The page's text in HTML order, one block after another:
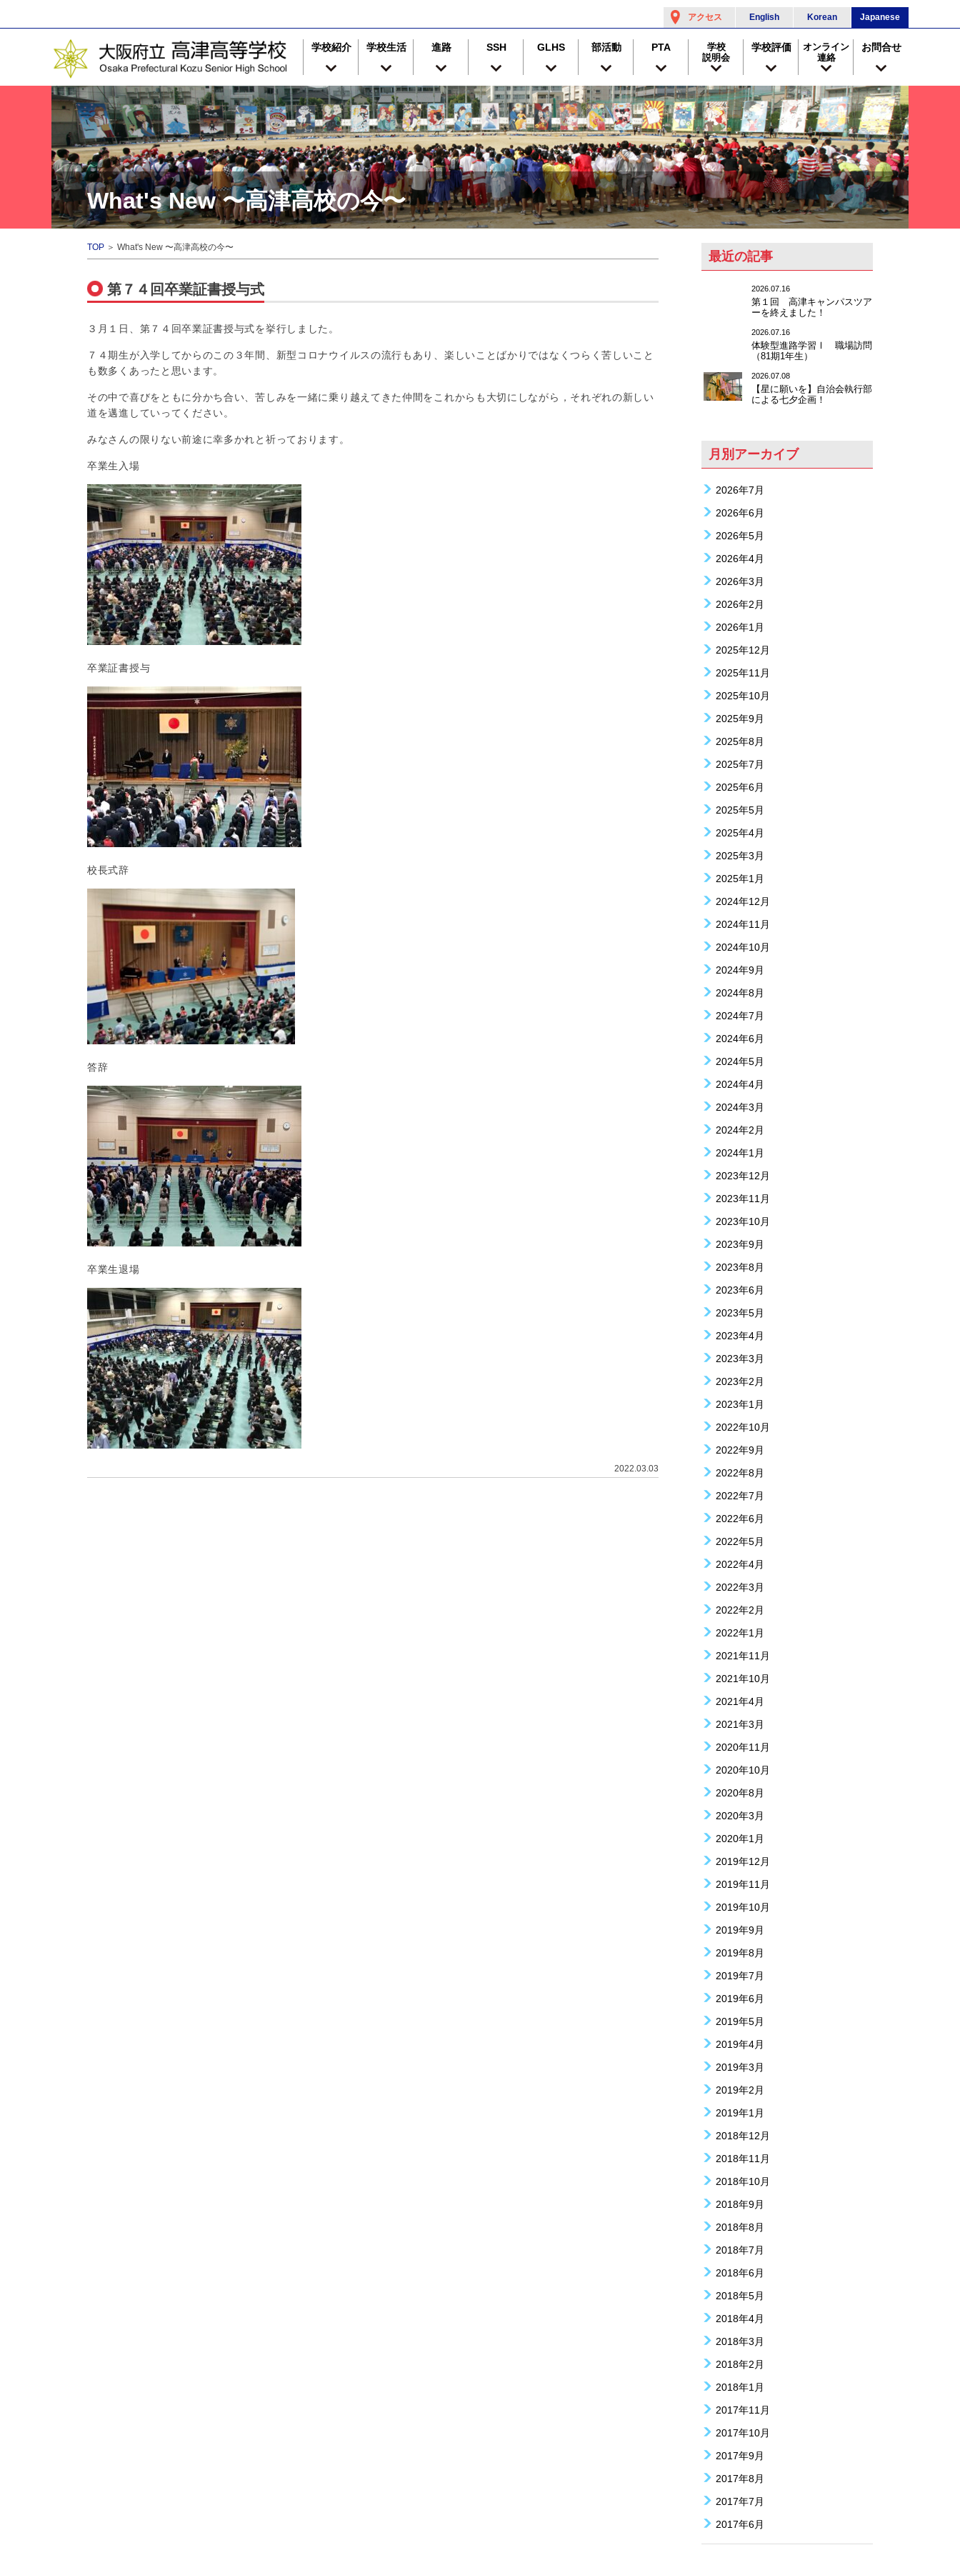
アクセス English Korean Japanese
学校紹介 学校生活 進路 SSH GLHS 部活動 PTA
学校
説明会
学校評価
オンライン
連絡
お問合せ
What's New 〜高津高校の今〜
TOP ＞ What's New 〜高津高校の今〜
第７４回卒業証書授与式
３月１日、 第７４回卒業証書授与式を挙行しました。
７４期生が入学してからのこの３年間、新型コロナウイルスの流行もあり、楽しいことばかりではなくつらく苦しいこと
も数多くあったと思います。
その中で喜びをともに分かち合い、苦しみを一緒に乗り越えてきた仲間をこれからも大切にしながら，それぞれの新しい
道を邁進していってください。
みなさんの限りない前途に幸多かれと祈っております。
卒業生入場
卒業証書授与
校長式辞
答辞
卒業生退場
2022.03.03
最近の記事
2026.07.16
第１回 高津キャンパスツア
ーを終えました！
2026.07.16
体験型進路学習Ⅰ 職場訪問
（81期1年生）
2026.07.08
【星に願いを】自治会執行部
による七夕企画！
月別アーカイブ
2026年7月
2026年6月
2026年5月
2026年4月
2026年3月
2026年2月
2026年1月
2025年12月
2025年11月
2025年10月
2025年9月
2025年8月
2025年7月
2025年6月
2025年5月
2025年4月
2025年3月
2025年1月
2024年12月
2024年11月
2024年10月
2024年9月
2024年8月
2024年7月
2024年6月
2024年5月
2024年4月
2024年3月
2024年2月
2024年1月
2023年12月
2023年11月
2023年10月
2023年9月
2023年8月
2023年6月
2023年5月
2023年4月
2023年3月
2023年2月
2023年1月
2022年10月
2022年9月
2022年8月
2022年7月
2022年6月
2022年5月
2022年4月
2022年3月
2022年2月
2022年1月
2021年11月
2021年10月
2021年4月
2021年3月
2020年11月
2020年10月
2020年8月
2020年3月
2020年1月
2019年12月
2019年11月
2019年10月
2019年9月
2019年8月
2019年7月
2019年6月
2019年5月
2019年4月
2019年3月
2019年2月
2019年1月
2018年12月
2018年11月
2018年10月
2018年9月
2018年8月
2018年7月
2018年6月
2018年5月
2018年4月
2018年3月
2018年2月
2018年1月
2017年11月
2017年10月
2017年9月
2017年8月
2017年7月
2017年6月